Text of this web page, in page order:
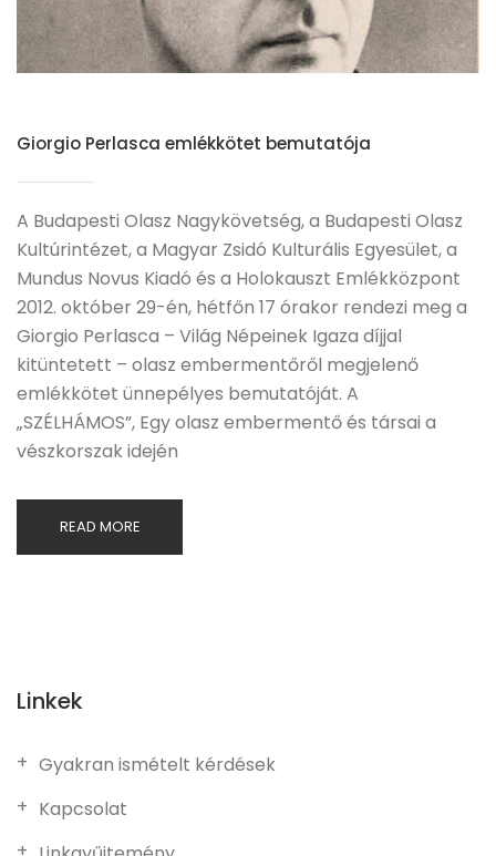
Giorgio Perlasca emlékkötet bemutatója
A Budapesti Olasz Nagykövetség, a Budapesti Olasz
Kultúrintézet, a Magyar Zsidó Kulturális Egyesület, a
Mundus Novus Kiadó és a Holokauszt Emlékközpont
2012. október 29-én, hétfőn 17 órakor rendezi meg a
Giorgio Perlasca – Világ Népeinek Igaza díjjal
kitüntetett – olasz embermentőről megjelenő
emlékkötet ünnepélyes bemutatóját. A
„SZÉLHÁMOS”, Egy olasz embermentő és társai a
vészkorszak idején
READ MORE
Linkek
Gyakran ismételt kérdések
Kapcsolat